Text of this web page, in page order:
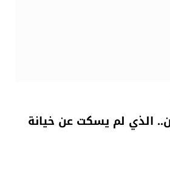
الذي لم يسكت عن خيانة